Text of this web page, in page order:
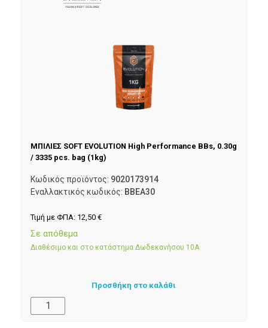
ΜΠΙΛΙΕΣ SOFT EVOLUTION High Performance BBs, 0.30g
/ 3335 pcs. bag (1kg)
Κωδικός προϊόντος: 9020173914
Εναλλακτικός κωδικός: BBEA30
Τιμή με ΦΠΑ: 12,50 €
Σε απόθεμα
Διαθέσιμο και στο κατάστημα Δωδεκανήσου 10Α
Προσθήκη στο καλάθι